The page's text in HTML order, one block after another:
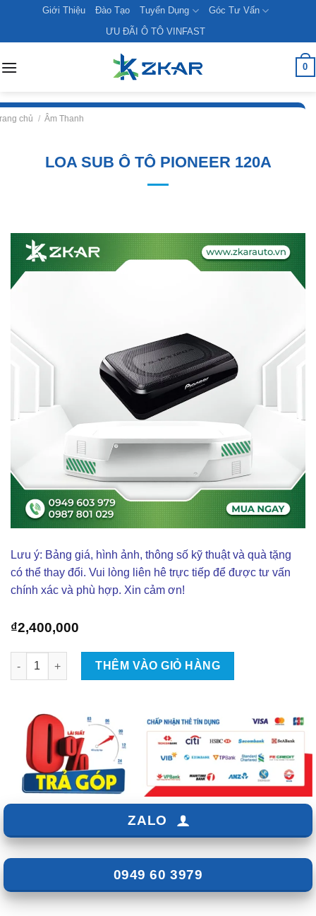
content
Giới Thiệu Đào Tạo Tuyển Dụng
Góc Tư Vấn
ƯU ĐÃI Ô TÔ VINFAST
0
chủ / Âm Thanh
LOA SUB Ô TÔ PIONEER 120A
Lưu ý: Bảng giá, hình ảnh, thông số kỹ thuật và quà tặng
có thể thay đổi. Vui lòng liên hê trực tiếp để được tư vấn
chính xác và phù hợp. Xin cảm ơn!
₫2,400,000
Loa sub ô tô Pioneer 120A số lượng
THÊM VÀO GIỎ HÀNG
ZALO
0949 60 3979